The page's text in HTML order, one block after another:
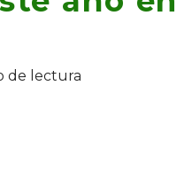
de lectura